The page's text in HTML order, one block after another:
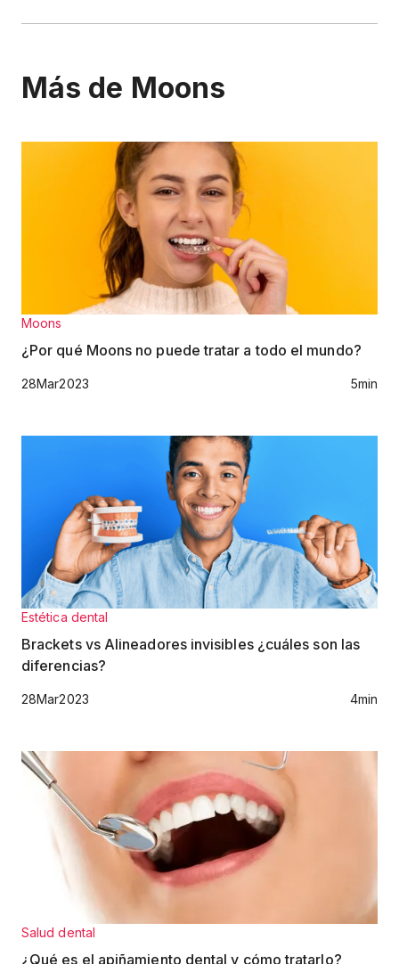
Más de Moons
Moons
¿Por qué Moons no puede tratar a todo el mundo?
28Mar2023 5min
Estética dental
Brackets vs Alineadores invisibles ¿cuáles son las
diferencias?
28Mar2023 4min
Salud dental
¿Qué es el apiñamiento dental y cómo tratarlo?